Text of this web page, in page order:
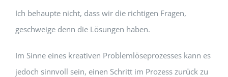
Ich behaupte nicht, dass wir die richtigen Fragen,
geschweige denn die Lösungen haben.
Im Sinne eines kreativen Problemlöseprozesses kann es
jedoch sinnvoll sein, einen Schritt im Prozess zurück zu